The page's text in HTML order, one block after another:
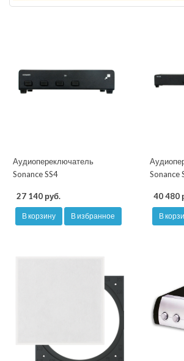
Аудиопереключатель
Sonance SS4
27 140 руб.
В корзину В избранное
Sonance
40 480
В